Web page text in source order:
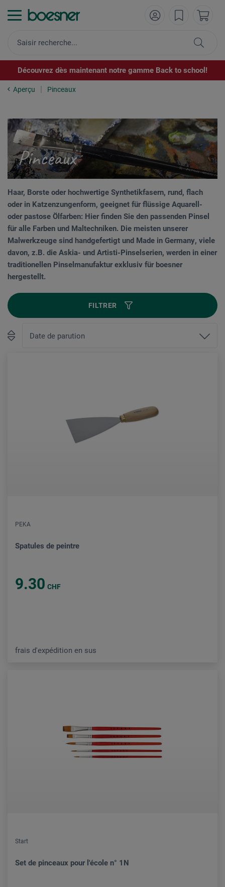
Découvrez dès maintenant notre gamme Back to school!
Aperçu Pinceaux
Pinceaux
Haar, Borste oder hochwertige Synthetikfasern, rund, flach
oder in Katzenzungenform, geeignet für flüssige Aquarell-
oder pastose Ölfarben: Hier finden Sie den passenden Pinsel
für alle Farben und Maltechniken. Die meisten unserer
Malwerkzeuge sind handgefertigt und Made in Germany, viele
davon, z.B. die Askia- und Artisti-Pinselserien, werden in einer
traditionellen Pinselmanufaktur exklusiv für boesner
hergestellt.
FILTRER
PEKA
Spatules de peintre
9.30 CHF
frais d'expédition en sus
Start
Set de pinceaux pour l'école n° 1N